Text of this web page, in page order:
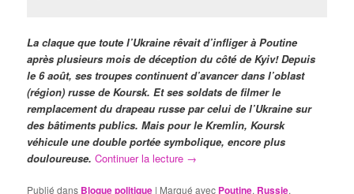
La claque que toute l’Ukraine rêvait d’infliger à Poutine
après plusieurs mois de déception du côté de Kyiv! Depuis
le 6 août, ses troupes continuent d’avancer dans l’oblast
(région) russe de Koursk. Et ses soldats de filmer le
remplacement du drapeau russe par celui de l’Ukraine sur
des bâtiments publics. Mais pour le Kremlin, Koursk
véhicule une double portée symbolique, encore plus
douloureuse. Continuer la lecture →
Publié dans Blogue politique | Marqué avec Poutine, Russie,